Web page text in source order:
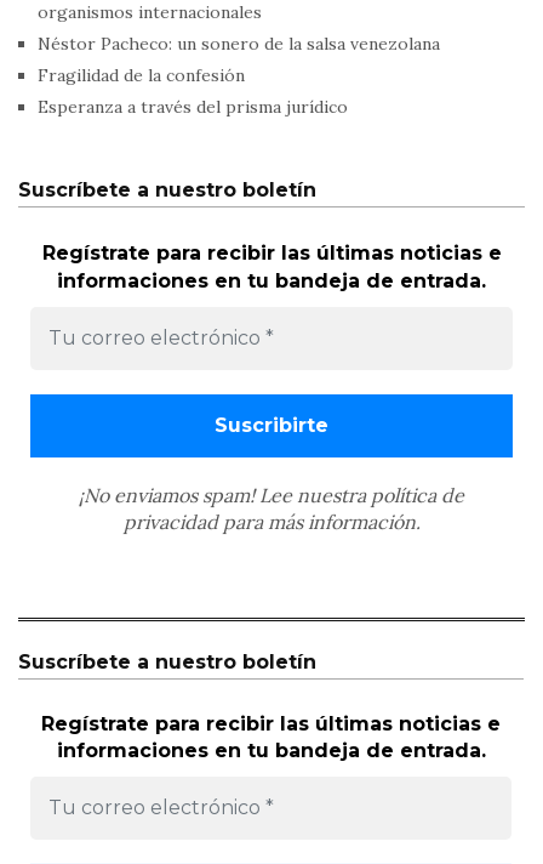
organismos internacionales
Néstor Pacheco: un sonero de la salsa venezolana
Fragilidad de la confesión
Esperanza a través del prisma jurídico
Suscríbete a nuestro boletín
Regístrate para recibir las últimas noticias e
informaciones en tu bandeja de entrada.
¡No enviamos spam! Lee nuestra política de
privacidadpara más información.
Suscríbete a nuestro boletín
Regístrate para recibir las últimas noticias e
informaciones en tu bandeja de entrada.